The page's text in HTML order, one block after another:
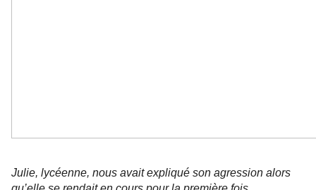
Julie, lycéenne, nous avait expliqué son agression alors